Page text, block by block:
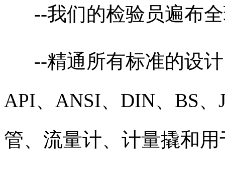
--我们的检验员遍布全
--精通所有标准的设计
API、ANSI、DIN、BS、
管、流量计、计量撬和